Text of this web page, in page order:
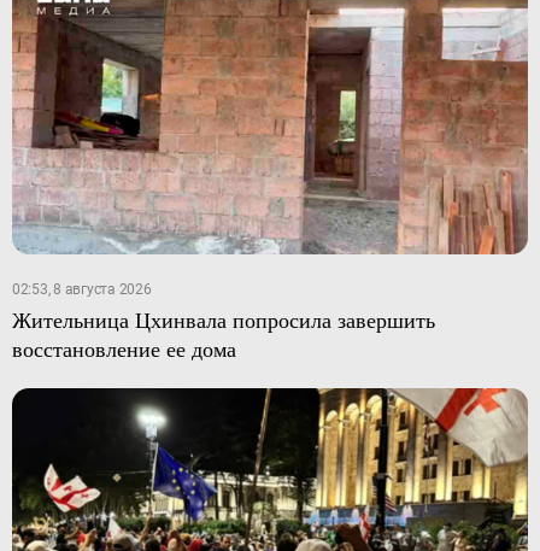
02:53, 8 августа 2026
Жительница Цхинвала попросила завершить
восстановление ее дома